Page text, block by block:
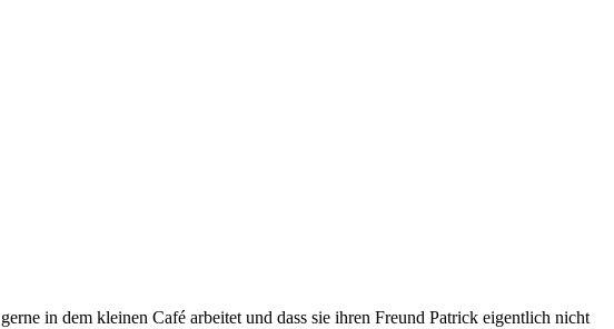
in dem kleinen Café arbeitet und dass sie ihren Freund Patrick eigentlich nicht